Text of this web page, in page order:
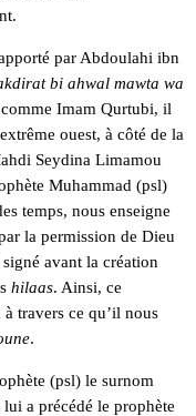
par Abdoulahi ibn
bi ahwal mawta wa
comme Imam Qurtubi, il
ouest, à côté de la
Seydina Limamou
Muhammad (psl)
temps, nous enseigne
la permission de Dieu
avant la création
hilaas. Ainsi, ce
travers ce qu’il nous
.
(psl) le surnom
a précédé le prophète